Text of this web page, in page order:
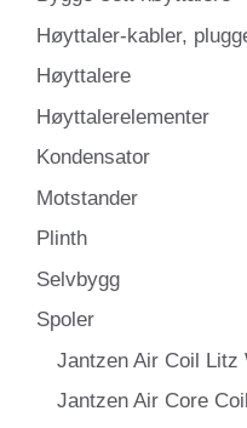
Høyttaler-kabler,
Høyttalere
Høyttalerelementer
Kondensator
Motstander
Plinth
Selvbygg
Spoler
Jantzen Air Coil Litz
Jantzen Air Core Coil